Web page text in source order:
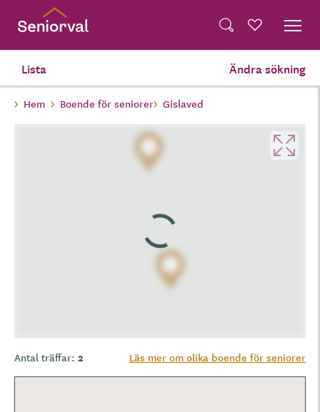
Lista Ändra sökning
Hem Boende för seniorer Gislaved
Antal träffar: 2 Läs mer om olika boende för seniorer
Translate